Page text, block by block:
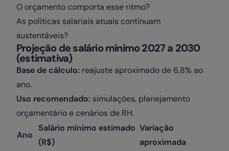
O orçamento comporta esse ritmo?
As políticas salariais atuais continuam
sustentáveis?
Projeção de salário mínimo 2027 a 2030
(estimativa)
Base de cálculo: reajuste aproximado de 6,8% ao
ano.
Uso recomendado: simulações, planejamento
orçamentário e cenários de RH.
Ano
Salário mínimo estimado
(R$)
Variação
aproximada